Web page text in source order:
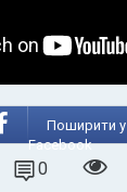
Поширити у
Facebook
0